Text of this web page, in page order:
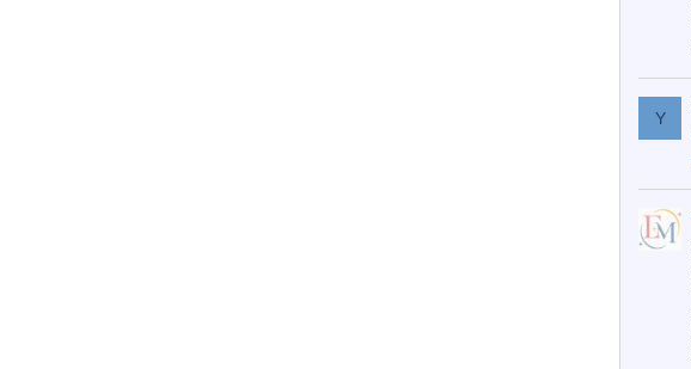
Y